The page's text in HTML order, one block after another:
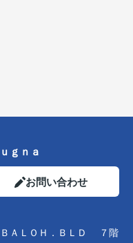
ｇｎａ
お問い合わせ
ＢＡＬＯＨ．ＢＬＤ ７階